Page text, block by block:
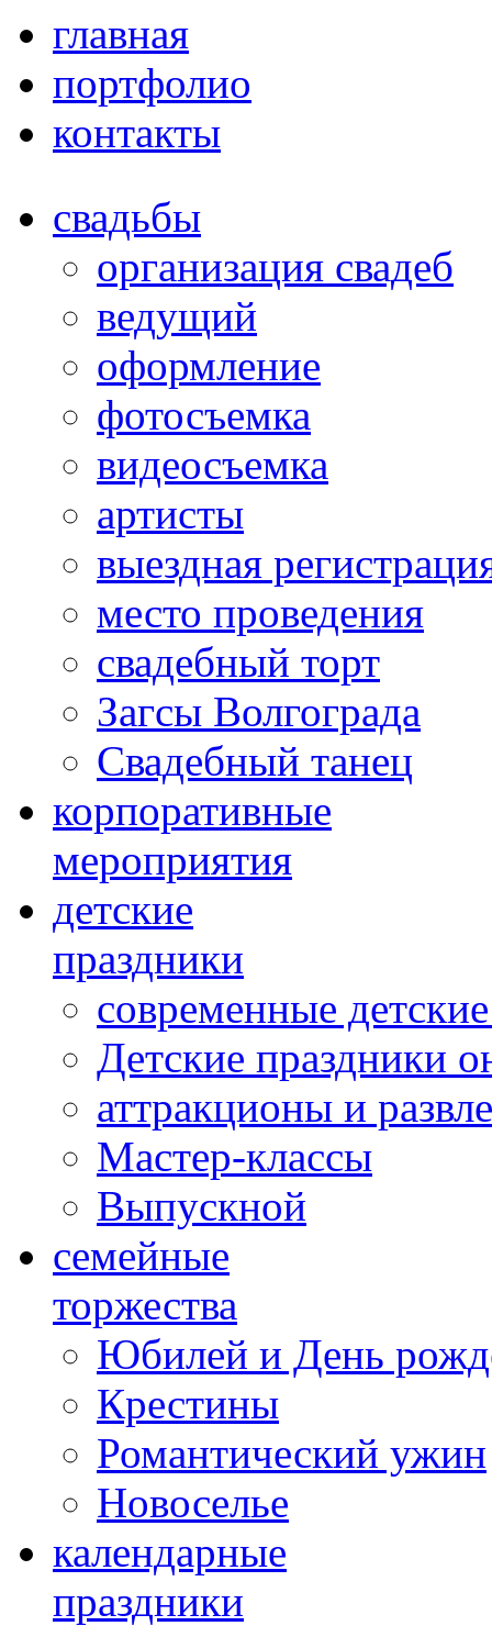
главная
портфолио
контакты
свадьбы
организация свадеб
ведущий
оформление
фотосъемка
видеосъемка
артисты
выездная
место проведения
свадебный торт
Загсы Волгограда
Свадебный танец
корпоративные
мероприятия
детские
праздники
современные
Детские праздники
аттракционы и
Мастер-классы
Выпускной
cемейные
торжества
Юбилей и День
Крестины
Романтический ужин
Новоселье
календарные
праздники